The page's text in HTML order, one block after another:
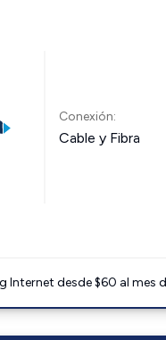
Conexión:
Cable y Fibra
Internet desde $60 al